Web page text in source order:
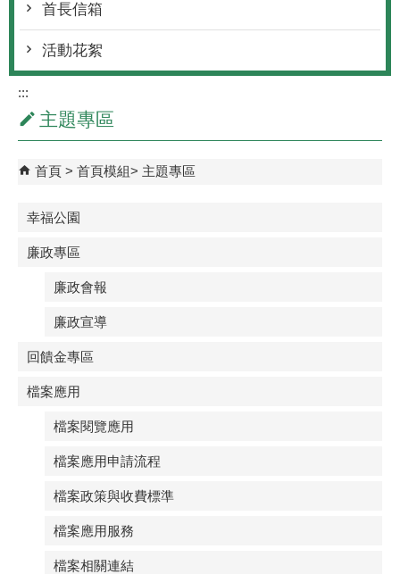
首長信箱
活動花絮
:::
主題專區
首頁 首頁模組 主題專區
幸福公園
廉政專區
廉政會報
廉政宣導
回饋金專區
檔案應用
檔案閱覽應用
檔案應用申請流程
檔案政策與收費標準
檔案應用服務
檔案相關連結